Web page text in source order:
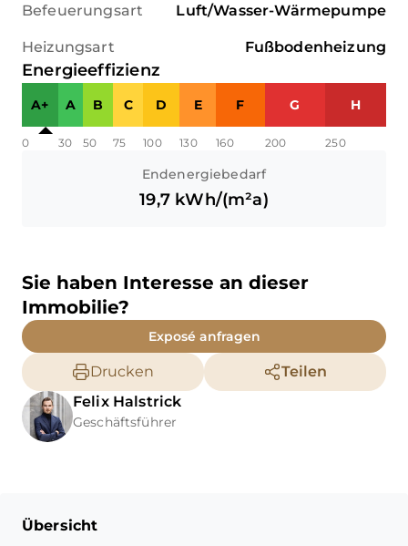
Befeuerungsart Luft/Wasser-Wärmepumpe
Heizungsart Fußbodenheizung
Energieeffizienz
A+ A B C D E F G H
0 30 50 75 100 130 160 200 250
Endenergiebedarf
19,7 kWh/(m²a)
Sie haben Interesse an dieser
Immobilie?
Exposé anfragen
Drucken
Teilen
Felix Halstrick
Geschäftsführer
Übersicht